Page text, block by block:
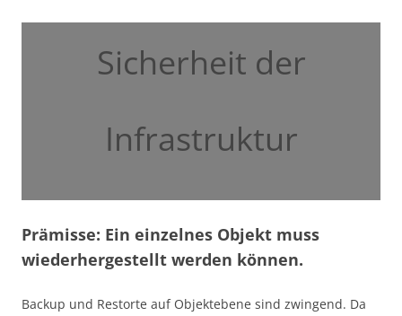
Sicherheit der
Infrastruktur
Prämisse: Ein einzelnes Objekt muss
wiederhergestellt werden können.
Backup und Restorte auf Objektebene sind zwingend. Da